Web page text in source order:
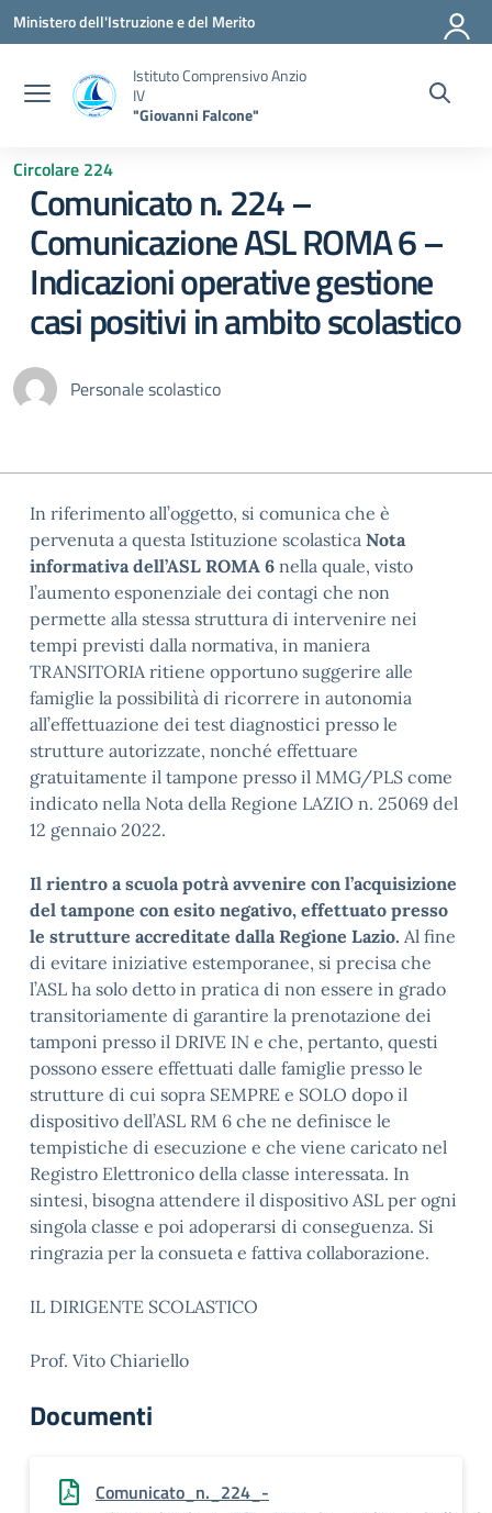
Vai ai contenuti
Vai al menu di navigazione
Vai al footer
Ministero dell'Istruzione e del Merito
Istituto Comprensivo Anzio
IV
"Giovanni Falcone"
Circolare 224
Comunicato n. 224 –
Comunicazione ASL ROMA 6 –
Indicazioni operative gestione
casi positivi in ambito scolastico
Personale scolastico
In riferimento all’oggetto, si comunica che è
pervenuta a questa Istituzione scolastica Nota
informativa dell’ASL ROMA 6 nella quale, visto
l’aumento esponenziale dei contagi che non
permette alla stessa struttura di intervenire nei
tempi previsti dalla normativa, in maniera
TRANSITORIA ritiene opportuno suggerire alle
famiglie la possibilità di ricorrere in autonomia
all’effettuazione dei test diagnostici presso le
strutture autorizzate, nonché effettuare
gratuitamente il tampone presso il MMG/PLS come
indicato nella Nota della Regione LAZIO n. 25069 del
12 gennaio 2022.
Il rientro a scuola potrà avvenire con l’acquisizione
del tampone con esito negativo, effettuato presso
le strutture accreditate dalla Regione Lazio. Al fine
di evitare iniziative estemporanee, si precisa che
l’ASL ha solo detto in pratica di non essere in grado
transitoriamente di garantire la prenotazione dei
tamponi presso il DRIVE IN e che, pertanto, questi
possono essere effettuati dalle famiglie presso le
strutture di cui sopra SEMPRE e SOLO dopo il
dispositivo dell’ASL RM 6 che ne definisce le
tempistiche di esecuzione e che viene caricato nel
Registro Elettronico della classe interessata. In
sintesi, bisogna attendere il dispositivo ASL per ogni
singola classe e poi adoperarsi di conseguenza. Si
ringrazia per la consueta e fattiva collaborazione.
IL DIRIGENTE SCOLASTICO
Prof. Vito Chiariello
Documenti
Comunicato_n._224_-